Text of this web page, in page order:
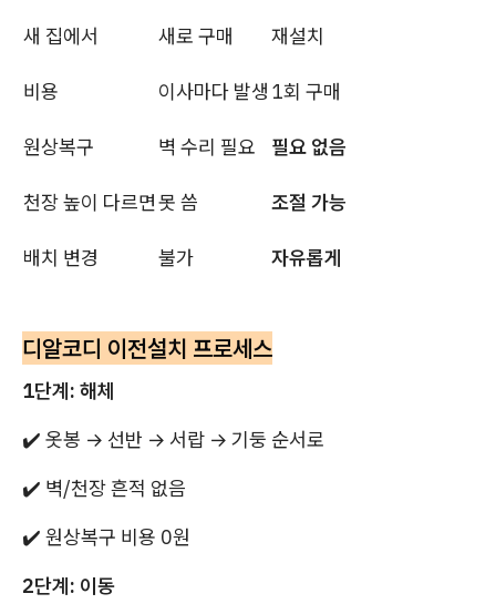
새 집에서 새로 구매 재설치
비용 이사마다 발생 1회 구매
원상복구 벽 수리 필요 필요 없음
천장 높이 다르면못 씀 조절 가능
배치 변경 불가 자유롭게
디알코디 이전설치 프로세스
1단계: 해체
✔️ 옷봉 → 선반 → 서랍 → 기둥 순서로
✔️ 벽/천장 흔적 없음
✔️ 원상복구 비용 0원
2단계: 이동